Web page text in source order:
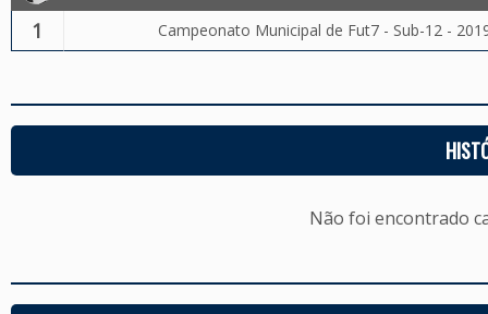
1 Campeonato Municipal de Fut7 - Sub-12 -
Não foi encontrado